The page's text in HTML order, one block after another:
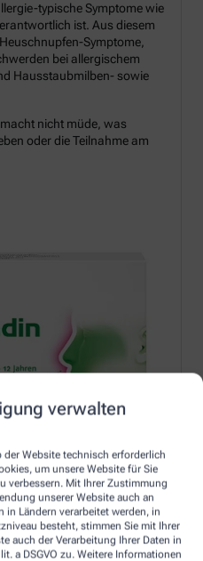
verwalten
der Website technisch erforderlich
um unsere Website für Sie
verbessern. Mit Ihrer Zustimmung
unserer Website auch an
in Ländern verarbeitet werden, in
besteht, stimmen Sie mit Ihrer
auch der Verarbeitung Ihrer Daten in
a DSGVO zu. Weitere Informationen
typische Symptome wie
ist. Aus diesem
Symptome,
bei allergischem
Hausstaubmilben- sowie
nicht müde, was
oder die Teilnahme am